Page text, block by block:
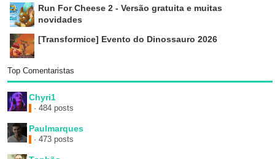
Run For Cheese 2 - Versão gratuita e muitas
novidades
[Transformice] Evento do Dinossauro 2026
Top Comentaristas
Chyri1
· 484 posts
Paulmarques
· 473 posts